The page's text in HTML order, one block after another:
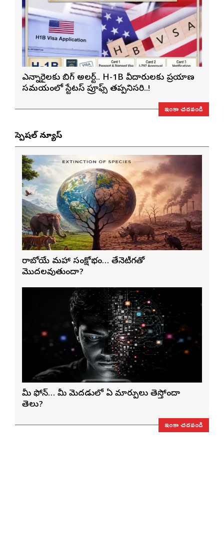
ఎన్నారైలకు బిగ్ అలర్ట్.. H-1B వీసాదారులకు ప్రయాణ
సమయంలో స్టేటస్ ప్రూఫ్స్ తప్పనిసరి..!
ఇంకా చదవండి
స్పెషల్ న్యూస్
రాబోయే మహా సంక్షోభం… తేనెటీగతో
మొదలవుతుందా?
మీ ఫోన్… మీ మెదడులో ఏ మార్పులు తెస్తోందా
తెలుసా?
ఇంకా చదవండి